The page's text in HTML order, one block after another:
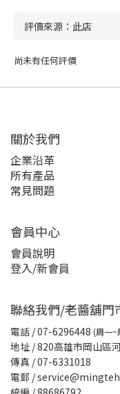
尚未有任何評價
關於我們
企業沿革
所有產品
常見問題
會員中心
會員說明
登入/新會員
聯絡我們/老醬舖門
電話 / 07-6296448 (周一
地址 / 820高雄市岡山區
傳真 / 07-6331018
電郵 /